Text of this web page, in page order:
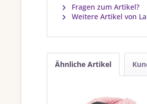
Fragen zum Artikel?
Weitere Artikel von
Ähnliche Artikel